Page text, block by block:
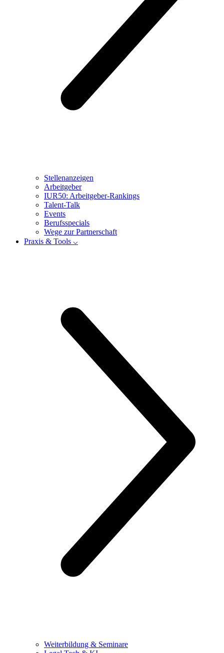
Stellenanzeigen
Arbeitgeber
IUR50: Arbeitgeber-Rankings
Talent-Talk
Events
Berufsspecials
Wege zur Partnerschaft
Praxis & Tools ⌵
Weiterbildung & Seminare